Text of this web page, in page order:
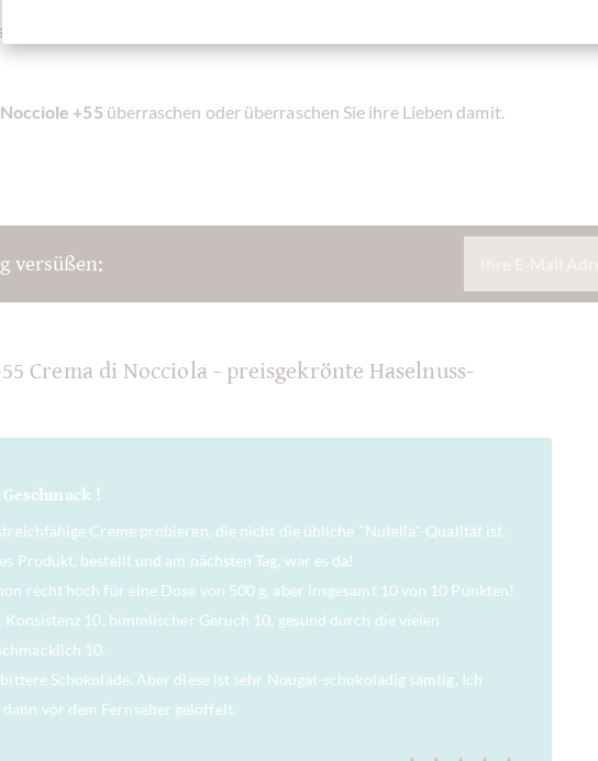
Haselnusscreme berühmt, sondern auch für seine
+55 überraschen oder überraschen Sie ihre Lieben damit.
versüßen:
Crema di Nocciola - preisgekrönte Haselnuss-
!
Creme probieren, die nicht die übliche "Nutella"-Qualität ist.
Produkt, bestellt und am nächsten Tag, war es da!
recht hoch für eine Dose von 500 g, aber insgesamt 10 von 10 Punkten!
Konsistenz 10, himmlischer Geruch 10, gesund durch die vielen
10.
Schokolade. Aber diese ist sehr Nougat-schokoladig samtig. Ich
dann vor dem Fernseher gelöffelt.